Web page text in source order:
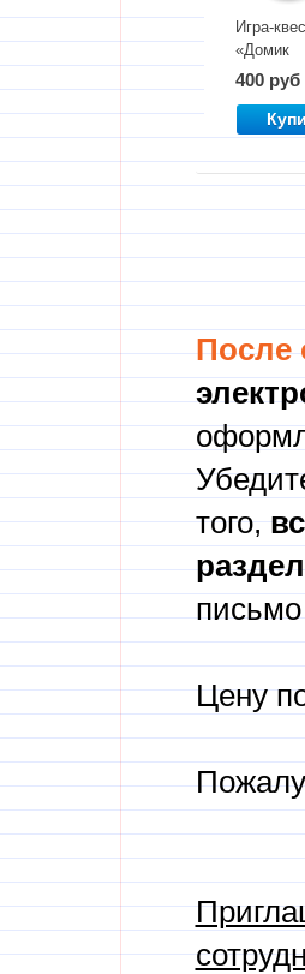
Игра-
«Домик
гнома»
400 руб
После
того,в
письмо
Цену